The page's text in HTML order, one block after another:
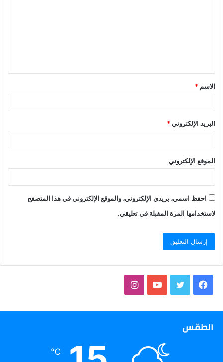
الاسم *
البريد الإلكتروني*
الموقع الإلكتروني
احفظ اسمي، بريدي الإلكتروني، والموقع الإلكتروني في هذا المتصفح
لاستخدامها المرة المقبلة في تعليقي.
فيسبوك تويتر يوتيوبانستقرام
الطقس
℃